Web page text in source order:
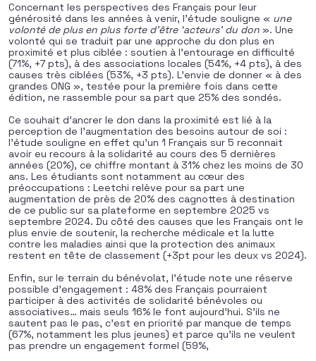
Concernant les perspectives des Français pour leur
générosité dans les années à venir, l’étude souligne « une
volonté de plus en plus forte d’être ‘acteurs’ du don ». Une
volonté qui se traduit par une approche du don plus en
proximité et plus ciblée : soutien à l’entourage en difficulté
(71%, +7 pts), à des associations locales (54%, +4 pts), à des
causes très ciblées (53%, +3 pts). L’envie de donner « à des
grandes ONG », testée pour la première fois dans cette
édition, ne rassemble pour sa part que 25% des sondés.
Ce souhait d’ancrer le don dans la proximité est lié à la
perception de l’augmentation des besoins autour de soi :
l’étude souligne en effet qu’un 1 Français sur 5 reconnait
avoir eu recours à la solidarité au cours des 5 dernières
années (20%), ce chiffre montant à 31% chez les moins de 30
ans. Les étudiants sont notamment au cœur des
préoccupations : Leetchi relève pour sa part une
augmentation de près de 20% des cagnottes à destination
de ce public sur sa plateforme en septembre 2025 vs
septembre 2024. Du côté des causes que les Français ont le
plus envie de soutenir, la recherche médicale et la lutte
contre les maladies ainsi que la protection des animaux
restent en tête de classement (+3pt pour les deux vs 2024).
Enfin, sur le terrain du bénévolat, l’étude note une réserve
possible d’engagement : 48% des Français pourraient
participer à des activités de solidarité bénévoles ou
associatives… mais seuls 16% le font aujourd’hui. S’ils ne
sautent pas le pas, c’est en priorité par manque de temps
(67%, notamment les plus jeunes) et parce qu’ils ne veulent
pas prendre un engagement formel (59%,